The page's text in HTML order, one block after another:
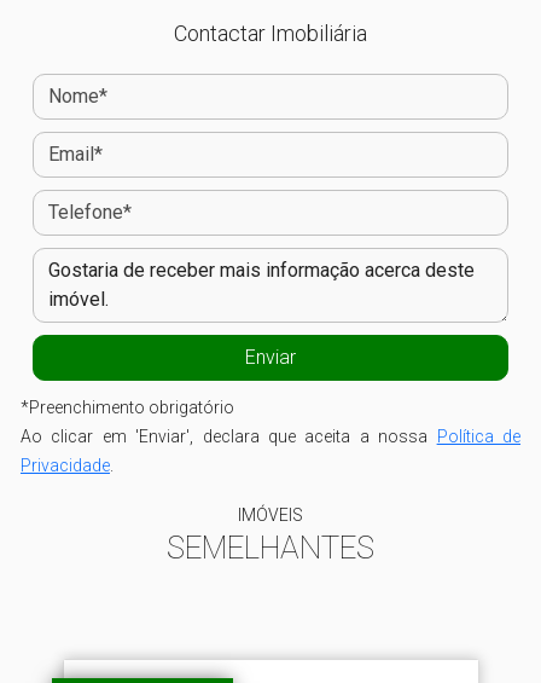
Contactar Imobiliária
*Preenchimento obrigatório
Ao clicar em 'Enviar', declara que aceita a nossa Política de
Privacidade
IMÓVEIS
SEMELHANTES